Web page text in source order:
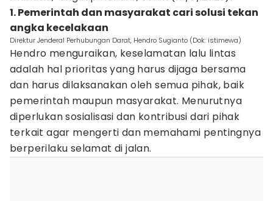
1. Pemerintah dan masyarakat cari solusi tekan
angka kecelakaan
Direktur Jenderal Perhubungan Darat, Hendro Sugianto (Dok: istimewa)
Hendro menguraikan, keselamatan lalu lintas
adalah hal prioritas yang harus dijaga bersama
dan harus dilaksanakan oleh semua pihak, baik
pemerintah maupun masyarakat. Menurutnya
diperlukan sosialisasi dan kontribusi dari pihak
terkait agar mengerti dan memahami pentingnya
berperilaku selamat di jalan.